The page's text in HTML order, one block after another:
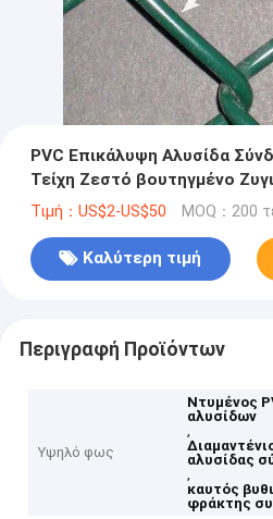
PVC Επικάλυψη Αλυσίδα
Τείχη Ζεστό βουτηγμένο
Περιβλήματος Cyclone Wire
Τιμή：US$2-US$50 MOQ：200
Καλύτερη τιμή
Περιγραφή Προϊόντων
Υψηλό φως
Ντυμένος
αλυσίδων
,
αλυσίδας
,
καυτός
φράκτης